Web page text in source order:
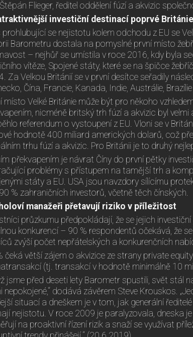
Flieger, ředitel oddělení fúzí a akvizic
investiční destinací poprvé Británie
prohlubující se nejistotu kolem odchodu z EU se
Barometru dostala na pomyslné první místo
– nejhůř se umístila v roce 2016, kdy byla
vítěze, Spojené státy, které se na špičce
Za Velkou Británií se v první desítce seřadily
Čína, Francie, Kanada, Indie, Austrálie,
místo Velké Británie může být pro někoho
nicméně britský trh fúzí a akvizic byl
referendum o vystoupení z EU. Vloni se v
hodnotě 400 miliard amerických dolarů, což
trhu fúzí a akvizic. Pro Británii je to druhý
překvapením je návrat Číny do první pětky
problémy s přístupem na tamější trh a
státy a EU. USA jsou navzdory sílícímu
% zahraničních investorů, včetně těch čínských.
manažeři přetavují riziko v příležitost
průzkumu předpokládají, že se jejich
konkurencí – 90 % respondentů očekává, že
zvýší počet nepřátelských a konkurenčních
čeká větší zájem o akvizice ze strany private
(tj. transakcí v hodnotě minimálně 10
jsme před deseti lety Barometr spustili, svět stál
nepokojené,“ dodává závěrem Steve Krouskos.
situací a dneškem je v tom, jak generální
nejistotu. V roce 2009 je paralyzovala, dneska
na proaktivní řízení rizik a snaží se využívat